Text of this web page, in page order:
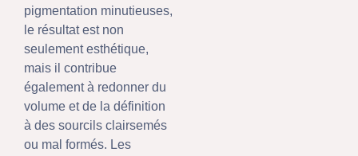
pigmentation minutieuses,
le résultat est non
seulement esthétique,
mais il contribue
également à redonner du
volume et de la définition
à des sourcils clairsemés
ou mal formés. Les